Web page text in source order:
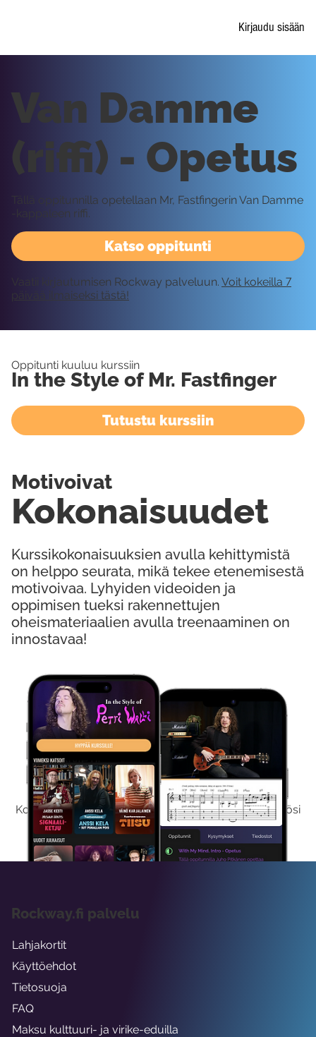
Kirjaudu sisään
Kokeile Ilmaiseksi
Kokeilemalla ilmaiseksi saat koko sisältömme käyttöösi
viikon ajaksi.
Katso oppitunti
Van Damme
(riffi) - Opetus
Tällä oppitunnilla opetellaan Mr, Fastfingerin Van Damme
-kappaleen riffi.
Vaatii kirjautumisen Rockway palveluun. Voit kokeilla 7
päivää ilmaiseksi tästä!
Oppitunti kuuluu kurssiin
In the Style of Mr. Fastfinger
Tutustu kurssiin
Kurssikokonaisuuksien avulla kehittymistä
on helppo seurata, mikä tekee etenemisestä
motivoivaa. Lyhyiden videoiden ja
oppimisen tueksi rakennettujen
oheismateriaalien avulla treenaaminen on
innostavaa!
Kokonaisuudet
Motivoivat
Rockway.fi palvelu
Lahjakortit
Käyttöehdot
Tietosuoja
FAQ
Maksu kulttuuri- ja virike-eduilla